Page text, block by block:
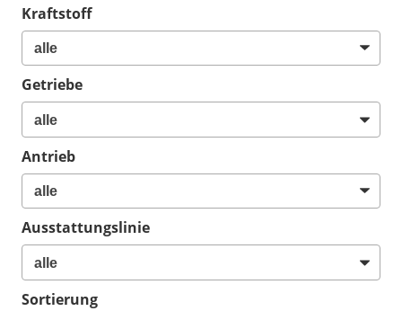
Kraftstoff
Getriebe
Antrieb
Ausstattungslinie
Sortierung